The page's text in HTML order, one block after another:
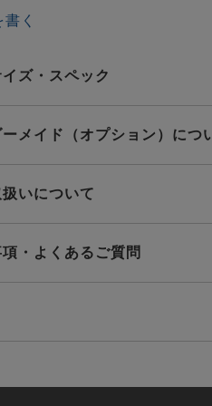
く
ズ・スペック
メイド（オプション）につ
いについて
・よくあるご質問